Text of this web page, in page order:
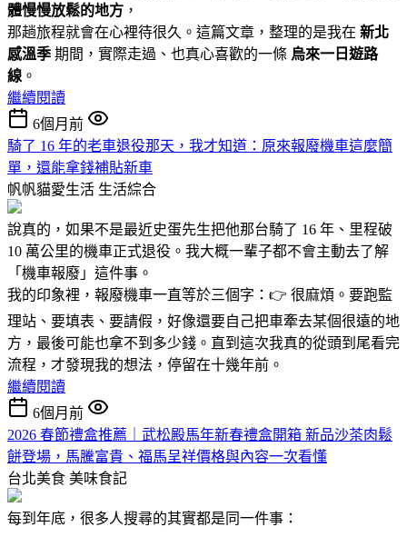
體慢慢放鬆的地方 ，
那趟旅程就會在心裡待很久。這篇文章，整理的是我在 新北
感溫季 期間，實際走過、也真心喜歡的一條 烏來一日遊路
線 。
繼續閱讀
6個月前
騎了 16 年的老車退役那天，我才知道：原來報廢機車這麼簡
單，還能拿錢補貼新車
帆帆貓愛生活 生活綜合
說真的，如果不是最近史蛋先生把他那台騎了 16 年、里程破
10 萬公里的機車正式退役。我大概一輩子都不會主動去了解
「機車報廢」這件事。
我的印象裡，報廢機車一直等於三個字：👉 很麻煩。要跑監
理站、要填表、要請假，好像還要自己把車牽去某個很遠的地
方，最後可能也拿不到多少錢。直到這次我真的從頭到尾看完
流程，才發現我的想法，停留在十幾年前。
繼續閱讀
6個月前
2026 春節禮盒推薦｜武松殿馬年新春禮盒開箱 新品沙茶肉鬆
餅登場，馬騰富貴、福馬呈祥價格與內容一次看懂
台北美食 美味食記
每到年底，很多人搜尋的其實都是同一件事：